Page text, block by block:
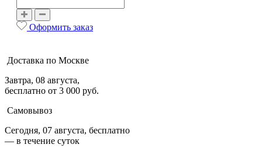
Оформить заказ
Доставка по Москве
Завтра, 08 августа,
бесплатно от 3 000 руб.
Самовывоз
Сегодня, 07 августа, бесплатно
— в течение суток